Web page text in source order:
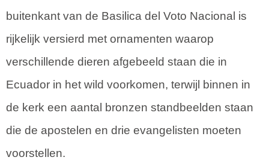
buitenkant van de Basilica del Voto Nacional is
rijkelijk versierd met ornamenten waarop
verschillende dieren afgebeeld staan die in
Ecuador in het wild voorkomen, terwijl binnen in
de kerk een aantal bronzen standbeelden staan
die de apostelen en drie evangelisten moeten
voorstellen.